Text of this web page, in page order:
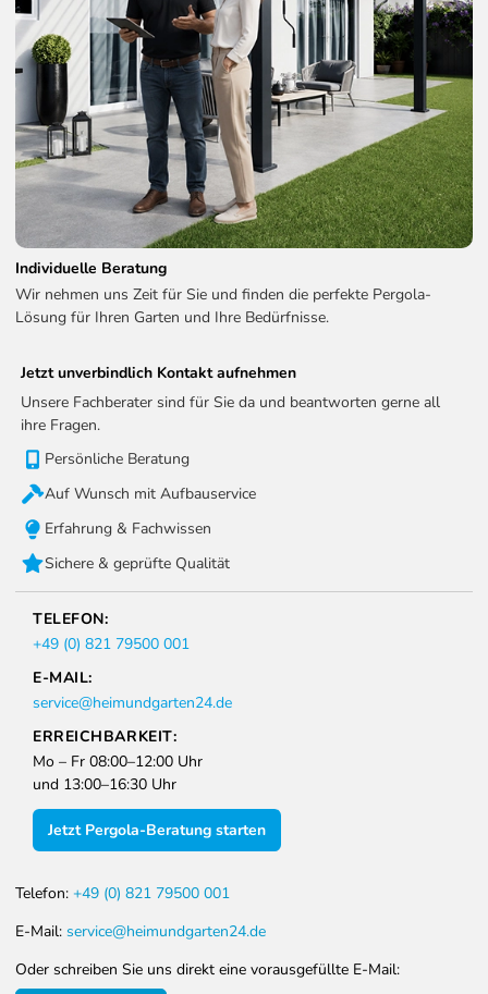
Individuelle Beratung
Wir nehmen uns Zeit für Sie und finden die perfekte Pergola-
Lösung für Ihren Garten und Ihre Bedürfnisse.
Jetzt unverbindlich Kontakt aufnehmen
Unsere Fachberater sind für Sie da und beantworten gerne all
ihre Fragen.
Persönliche Beratung
Auf Wunsch mit Aufbauservice
Erfahrung & Fachwissen
Sichere & geprüfte Qualität
TELEFON:
+49 (0) 821 79500 001
E-MAIL:
service@heimundgarten24.de
ERREICHBARKEIT:
Mo – Fr 08:00–12:00 Uhr
und 13:00–16:30 Uhr
Jetzt Pergola-Beratung starten
Telefon: +49 (0) 821 79500 001
E-Mail: service@heimundgarten24.de
Oder schreiben Sie uns direkt eine vorausgefüllte E-Mail: